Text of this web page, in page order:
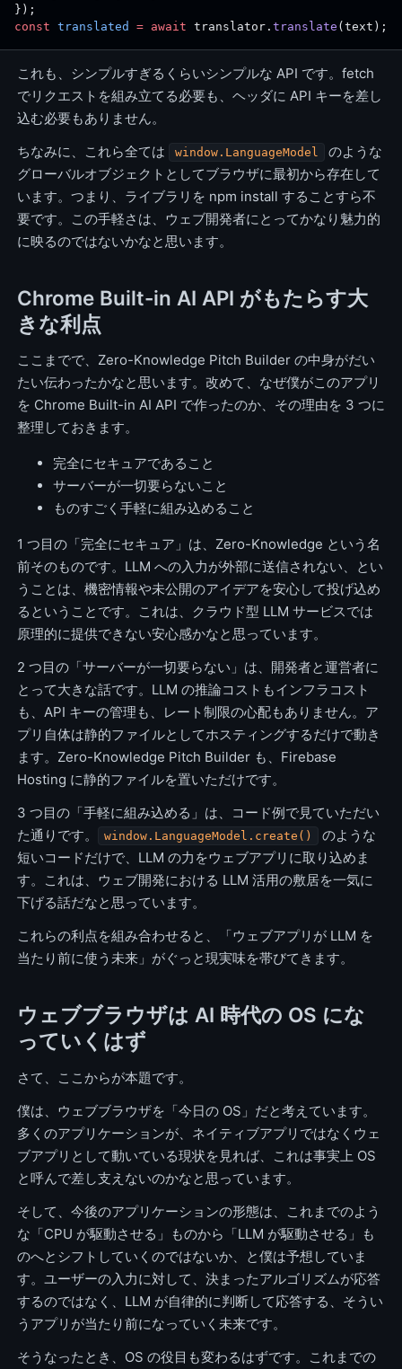
});
const translated = await translator. translate (text);
これも、シンプルすぎるくらいシンプルな API です。fetch
でリクエストを組み立てる必要も、ヘッダに API キーを差し
込む必要もありません。
ちなみに、これら全ては
window.LanguageModel
のような
グローバルオブジェクトとしてブラウザに最初から存在して
います。つまり、ライブラリを npm install することすら不
要です。この手軽さは、ウェブ開発者にとってかなり魅力的
に映るのではないかなと思います。
Chrome Built-in AI API がもたらす大
きな利点
ここまでで、Zero-Knowledge Pitch Builder の中身がだい
たい伝わったかなと思います。改めて、なぜ僕がこのアプリ
を Chrome Built-in AI API で作ったのか、その理由を 3 つに
整理しておきます。
完全にセキュアであること
サーバーが一切要らないこと
ものすごく手軽に組み込めること
1 つ目の「完全にセキュア」は、Zero-Knowledge という名
前そのものです。LLM への入力が外部に送信されない、とい
うことは、機密情報や未公開のアイデアを安心して投げ込め
るということです。これは、クラウド型 LLM サービスでは
原理的に提供できない安心感かなと思っています。
2 つ目の「サーバーが一切要らない」は、開発者と運営者に
とって大きな話です。LLM の推論コストもインフラコスト
も、API キーの管理も、レート制限の心配もありません。ア
プリ自体は静的ファイルとしてホスティングするだけで動き
ます。Zero-Knowledge Pitch Builder も、Firebase
Hosting に静的ファイルを置いただけです。
3 つ目の「手軽に組み込める」は、コード例で見ていただい
た通りです。
window.LanguageModel.create()
のような
短いコードだけで、LLM の力をウェブアプリに取り込めま
す。これは、ウェブ開発における LLM 活用の敷居を一気に
下げる話だなと思っています。
これらの利点を組み合わせると、「ウェブアプリが LLM を
当たり前に使う未来」がぐっと現実味を帯びてきます。
ウェブブラウザは AI 時代の OS にな
っていくはず
さて、ここからが本題です。
僕は、ウェブブラウザを「今日の OS」だと考えています。
多くのアプリケーションが、ネイティブアプリではなくウェ
ブアプリとして動いている現状を見れば、これは事実上 OS
と呼んで差し支えないのかなと思っています。
そして、今後のアプリケーションの形態は、これまでのよう
な「CPU が駆動させる」ものから「LLM が駆動させる」も
のへとシフトしていくのではないか、と僕は予想していま
す。ユーザーの入力に対して、決まったアルゴリズムが応答
するのではなく、LLM が自律的に判断して応答する、そうい
うアプリが当たり前になっていく未来です。
そうなったとき、OS の役目も変わるはずです。これまでの